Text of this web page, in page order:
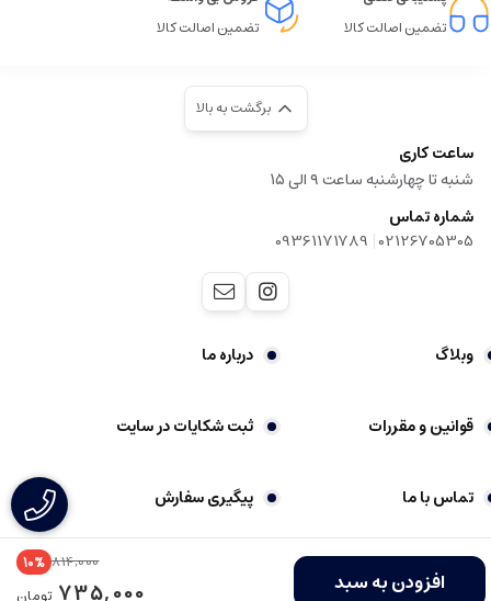
افزودن به سبد
814,000
10%
تومان
تضمین اصالت کالا
تضمین اصالت کالا
برگشت به بالا
ساعت کاری
شنبه تا چهارشنبه ساعت ۹ الی ۱۵
شماره تماس
02126705305
|
09361171789
وبلاگ درباره ما
قوانین و مقررات ثبت شکایات در سایت
تماس با ما پیگیری سفارش
Copyright © mazidipharmacy.com فروشگاه ساخته شده با شاپفا